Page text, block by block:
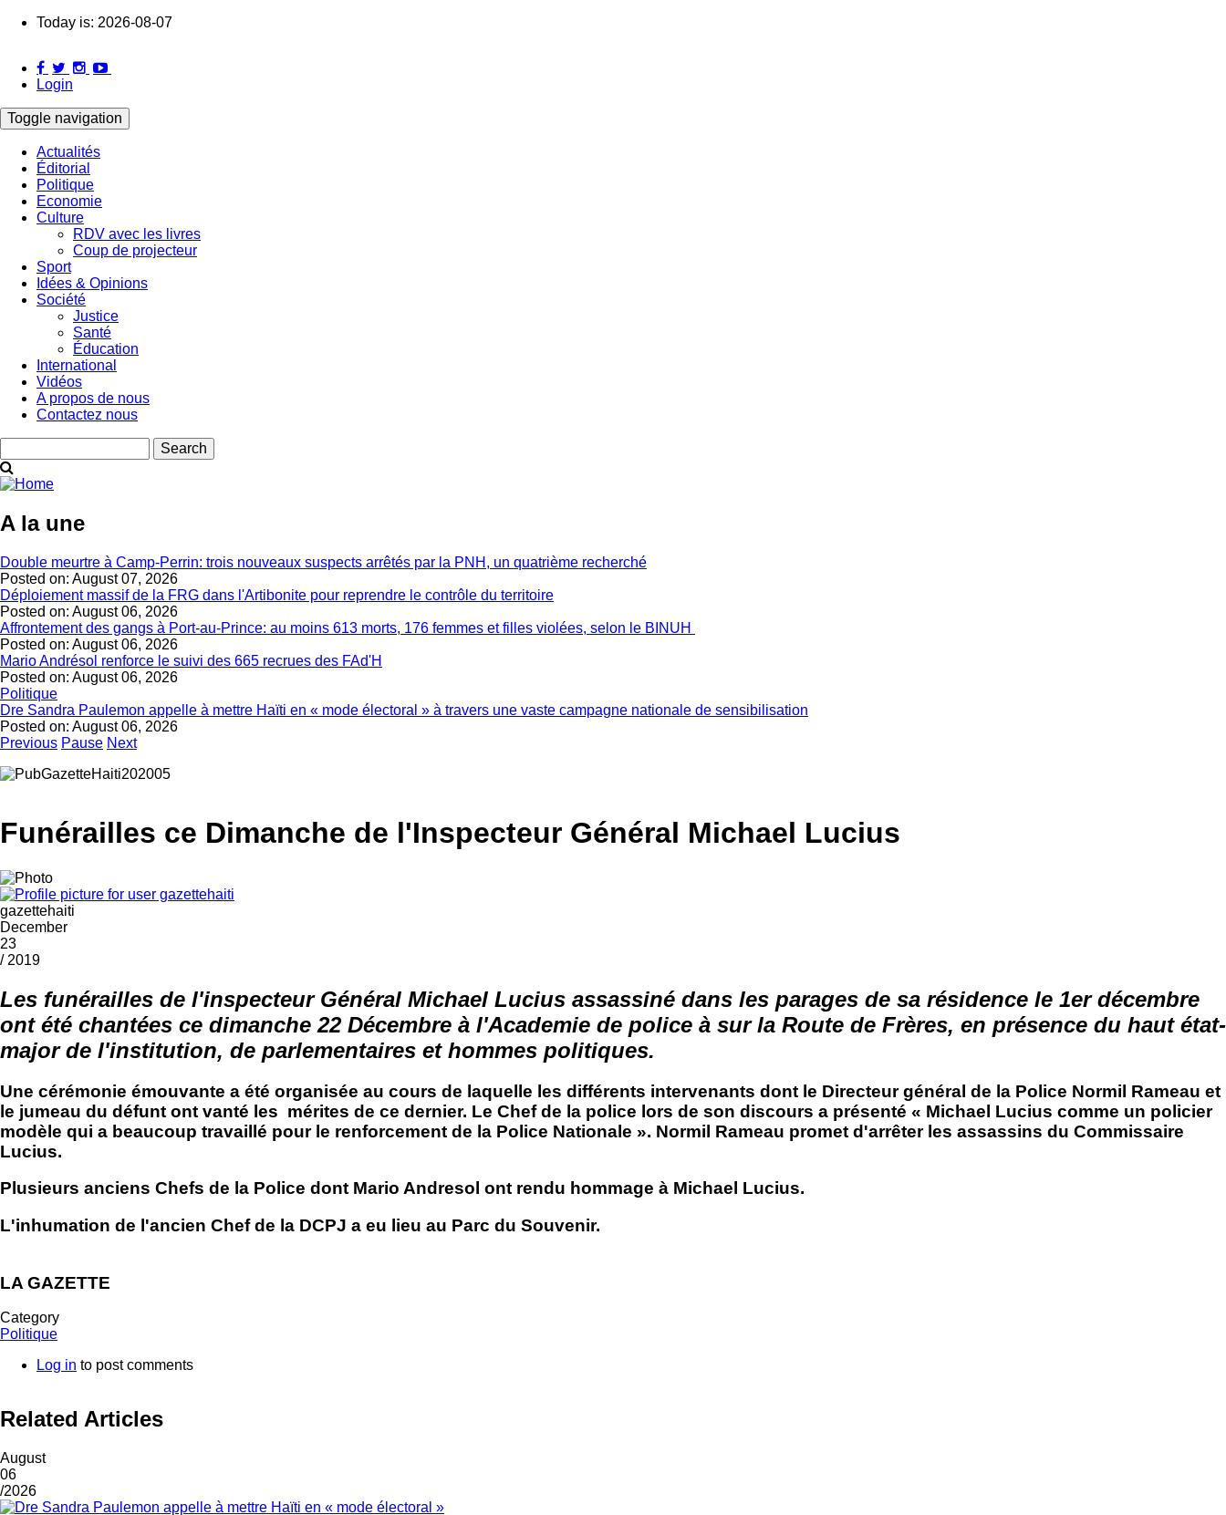
Skip
content
Today is: 2026-08-07
Login
Toggle navigation
Main
navigation
Actualités
Éditorial
Politique
Economie
Culture
RDV avec les livres
Coup de projecteur
Sport
Idées & Opinions
Société
Justice
Santé
Éducation
International
Vidéos
A propos de nous
Contactez nous
A la une
Double meurtre à Camp-Perrin: trois nouveaux suspects arrêtés par la PNH, un quatrième recherché
Posted on: August 07, 2026
Déploiement massif de la FRG dans l'Artibonite pour reprendre le contrôle du territoire
Posted on: August 06, 2026
Affrontement des gangs à Port-au-Prince: au moins 613 morts, 176 femmes et filles violées, selon le BINUH
Posted on: August 06, 2026
Mario Andrésol renforce le suivi des 665 recrues des FAd'H
Posted on: August 06, 2026
Politique
Dre Sandra Paulemon appelle à mettre Haïti en « mode électoral » à travers une vaste campagne nationale de sensibilisation
Posted on: August 06, 2026
Previous Pause Next
Funérailles ce Dimanche de l'Inspecteur Général Michael Lucius
gazettehaiti
December
23
/ 2019
Les funérailles de l'inspecteur Général Michael Lucius assassiné dans les parages de sa résidence le 1er décembre
ont été chantées ce dimanche 22 Décembre à l'Academie de police à sur la Route de Frères, en présence du haut état-
major de l'institution, de parlementaires et hommes politiques.
Une cérémonie émouvante a été organisée au cours de laquelle les différents intervenants dont le Directeur général de la Police Normil Rameau et
le jumeau du défunt ont vanté les mérites de ce dernier. Le Chef de la police lors de son discours a présenté « Michael Lucius comme un policier
modèle qui a beaucoup travaillé pour le renforcement de la Police Nationale ». Normil Rameau promet d'arrêter les assassins du Commissaire
Lucius.
Plusieurs anciens Chefs de la Police dont Mario Andresol ont rendu hommage à Michael Lucius.
L'inhumation de l'ancien Chef de la DCPJ a eu lieu au Parc du Souvenir.
LA GAZETTE
Category
Politique
Log in to post comments
Related Articles
August
06
/2026